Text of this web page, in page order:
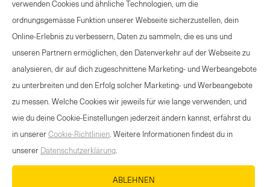
- +Select
quantity
between
1
and
100
- +
Select
quantity
between
and
ANGEBOT SPORTANLASS
KONTAKT
NEWSLETTER
verwenden Cookies und ähnliche Technologien, um die
ordnungsgemässe Funktion unserer Webseite sicherzustellen, dein
Online-Erlebnis zu verbessern, Daten zu sammeln, die es uns und
unseren Partnern ermöglichen, den Datenverkehr auf der Webseite zu
analysieren, dir auf dich zugeschnittene Marketing- und Werbeangebote
zu unterbreiten und den Erfolg solcher Marketing- und Werbeangebote
zu messen. Welche Cookies wir jeweils für wie lange verwenden, und
wie du deine Cookie-Einstellungen jederzeit ändern kannst, erfährst du
in unserer Cookie-Richtlinien. Weitere Informationen findest du in
unserer Datenschutzerklärung.
ABLEHNEN